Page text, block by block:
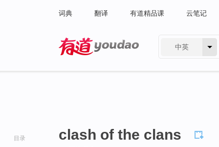
词典 翻译 有道精品课 云笔记
中英
目录 clash of the clans